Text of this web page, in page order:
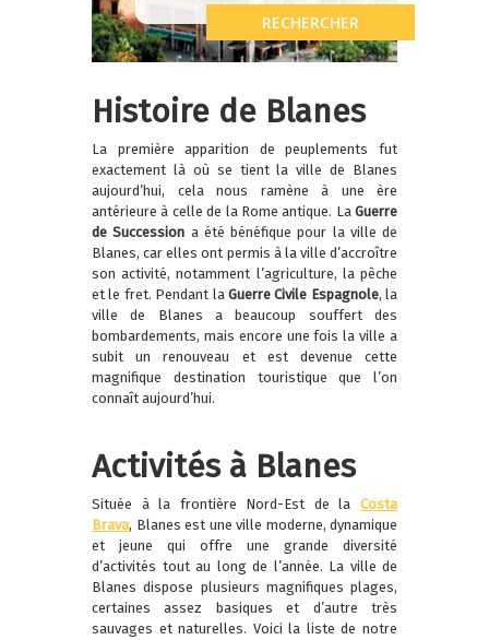
Histoire de Blanes
La première apparition de peuplements fut
exactement là où se tient la ville de Blanes
aujourd’hui, cela nous ramène à une ère
antérieure à celle de la Rome antique. La Guerre
de Succession a été bénéfique pour la ville de
Blanes, car elles ont permis à la ville d’accroître
son activité, notamment l’agriculture, la pêche
et le fret. Pendant la Guerre Civile Espagnole, la
ville de Blanes a beaucoup souffert des
bombardements, mais encore une fois la ville a
subit un renouveau et est devenue cette
magnifique destination touristique que l’on
connaît aujourd’hui.
Activités à Blanes
Située à la frontière Nord-Est de la Costa
Brava, Blanes est une ville moderne, dynamique
et jeune qui offre une grande diversité
d’activités tout au long de l’année. La ville de
Blanes dispose plusieurs magnifiques plages,
certaines assez basiques et d’autre très
sauvages et naturelles. Voici la liste de notre